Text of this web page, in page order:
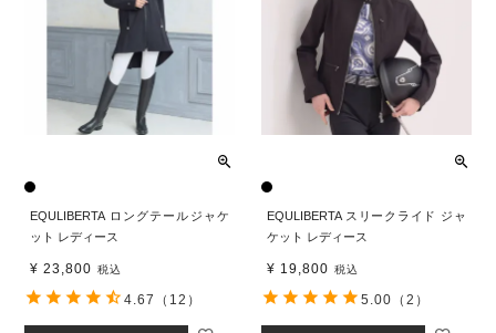
EQULIBERTA ロングテールジャケ
ット レディース
¥ 23,800 税込
4.67 （12）
EQULIBERTA スリークライド ジャ
ケット レディース
¥ 19,800 税込
5.00 （2）